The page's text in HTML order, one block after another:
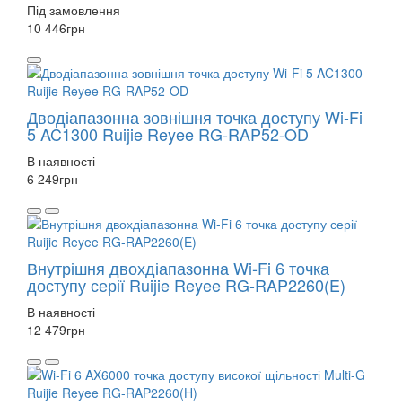
Під замовлення
10 446грн
Дводіапазонна зовнішня точка доступу Wi-Fi
5 AC1300 Ruijie Reyee RG-RAP52-OD
В наявності
6 249грн
Внутрішня двохдіапазонна Wi-Fi 6 точка
доступу серії Ruijie Reyee RG-RAP2260(E)
В наявності
12 479грн